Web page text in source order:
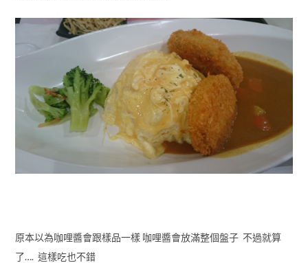
原本以為咖哩醬會跟樣品一樣 咖哩醬會放滿整個盤子 不過就算
了…. 這樣吃也不錯